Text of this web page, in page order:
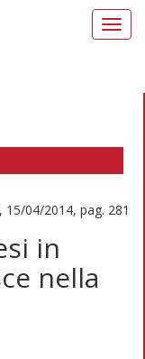
04/2014, pag. 281
in
nella